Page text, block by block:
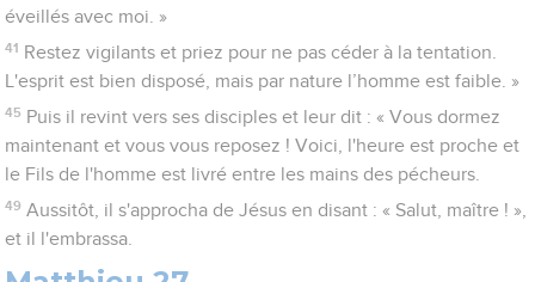
éveillés avec moi. »
41 Restez vigilants et priez pour ne pas céder à la tentation.
L'esprit est bien disposé, mais par nature l’homme est faible. »
45 Puis il revint vers ses disciples et leur dit : « Vous dormez
maintenant et vous vous reposez ! Voici, l'heure est proche et
le Fils de l'homme est livré entre les mains des pécheurs.
49 Aussitôt, il s'approcha de Jésus en disant : « Salut, maître ! »,
et il l'embrassa.